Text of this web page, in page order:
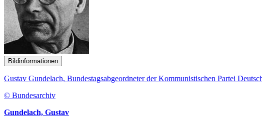
Bildinformationen
Gustav Gundelach, Bundestagsabgeordneter der Kommunistischen Partei
© Bundesarchiv
Gundelach, Gustav